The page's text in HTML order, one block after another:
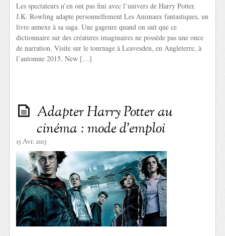
Les spectateurs n’en ont pas fini avec l’univers de Harry Potter.
J.K. Rowling adapte personnellement Les Animaux fantastiques, un
livre annexe à sa saga. Une gageure quand on sait que ce
dictionnaire sur des créatures imaginaires ne possède pas une once
de narration. Visite sur le tournage à Leavesden, en Angleterre, à
l’automne 2015. New […]
Adapter Harry Potter au
cinéma : mode d’emploi
15 Avr. 2015